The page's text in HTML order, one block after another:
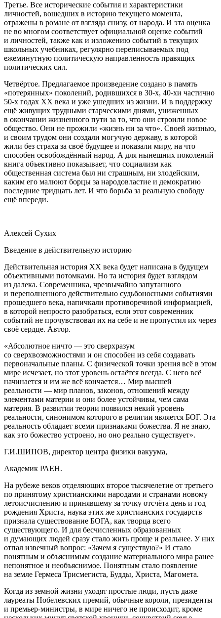
Третье. Все исторические события и характеристики
личностей, вошедших в историю текущего момента,
отражены в романе от взгляда снизу, от народа. И эта оценка
не во многом соответствует официальной оценке событий
и личностей, также как и изложению событий в текущих
школьных учебниках, регулярно переписываемых под
ежеминутную политическую направленность правящих
политических сил.
Четвёртое. Предлагаемое произведение создано в память
«потерянных» поколений, родившихся в 30-х, 40-хи частично
50-х годах ХХ века и уже ушедших из жизни. И в поддержку
ещё живущих трудными старческими днями, униженных
в окончании жизненного пути за то, что они строили новое
общество. Они не прожили «жизнь ни за что». Своей жизнью,
и своим трудом они создали могучую державу, в которой
жили без страха за своё будущее и показали миру, на что
способен освобождённый народ. А для нынешних поколений
книга объективно показывает, что социализм как
общественная система был ни страшным, ни злодейским,
каким его малюют борцы за народовластие и демократию
последние тридцать лет. И что борьба за реальную свободу
ещё впереди.
Алексей Сухих
Введение в действительную историю
Действительная история ХХ века будет написана в будущем
объективными потомками. Но та история будет взглядом
из далека. Современника, чрезвычайно запутанного
и переполненного действительно судьбоносными событиями
прошедшего века, напичкали противоречивой информацией,
в которой непросто разобраться, если этот современник
событий не прочувствовал их на себе и не пропустил их через
своё сердце. Автор.
«Абсолютное ничто — это сверхразум
со сверхвозможностями и он способен из себя создавать
первоначальные планы. С физической точки зрения всё в этом
мире исчезает, но этот уровень остаётся всегда. С него всё
начинается и им же всё кончается… Мир высшей
реальности — мир планов, законов, отношений между
элементами материи и они более устойчивы, чем сама
материя. В развитии теории появился некий уровень
реальности, синонимом которого в религии является БОГ. Эта
реальность обладает всеми признаками божества. Я не знаю,
как это божество устроено, но оно реально существует».
Г.И.ШИПОВ, директор центра физики вакуума,
Академик РАЕН.
На рубеже веков отделяющих второе тысячелетие от третьего
по принятому христианскими народами и странами новому
летоисчислению и принявшему за точку отсчёта день и год
рождения Христа, наука этих же христианских государств
признала существование БОГА, как творца всего
существующего. И для бесчисленных образованных
и думающих людей сразу стало жить проще и реальнее. У них
отпал извечный вопрос: «Зачем я существую?» И стало
понятным и объяснимым создание материального мира ранее
непонятное и необъяснимое. Понятным стало появление
на земле Гермеса Трисмегиста, Будды, Христа, Магомета.
Когда из земной жизни уходят простые люди, пусть даже
лауреаты Нобелевских премий, обычные короли, президенты
и премьер-министры, в мире ничего не происходит, кроме